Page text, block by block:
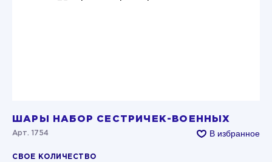
ШАРЫ НАБОР СЕСТРИЧЕК-ВОЕННЫХ
Арт. 1754 В избранное
СВОЕ КОЛИЧЕСТВО